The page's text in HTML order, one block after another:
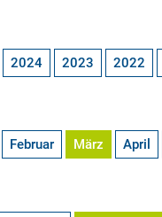
2024 2023 2022
Februar März April